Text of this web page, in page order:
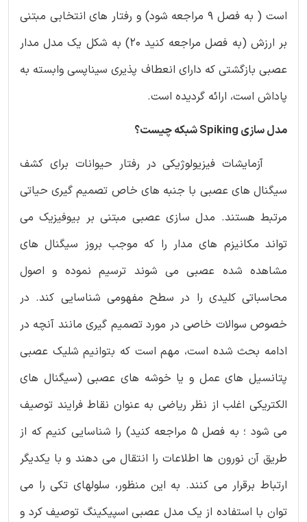
است ( به فصل 9 مراجعه شود) و رفتار های انتخابی مبتنی
بر ارزش (به فصل مراجعه کنید 20) به شکل یک مدل مدار
عصبی بازگشتی که دارای انعطاف پذیری سیناپسی وابسته به
پاداش است، ارائه گردیده است.
مدل سازی Spikingشبکه چیست؟
آزمایشات فیزیولوژیکی در رفتار حیوانات برای کشف
سیگنال های عصبی با جنبه های خاص تصمیم گیری حیاتی
مرتبط هستند. مدل سازی عصبی مبتنی بر بیوفیزیک می
تواند مکانیزم های مدار را که موجب بروز سیگنال های
مشاهده شده عصبی می شوند ترسیم نموده و اصول
محاسباتی کلیدی را در سطح مفهومی شناسایی کند. در
خصوص سوالات خاصی در مورد تصمیم گیری مانند آنچه در
ادامه بحث شده است، مهم است که بتوانیم شلیک عصبی
پتانسیل های عمل و یا خوشه های عصبی (سیگنال های
الکتریکی اغلب از نظر ریاضی به عنوان نقاط فرایند توصیف
می شود ؛ به فصل 5 مراجعه کنید) را شناسایی کنیم که از
طریق آن نورون ها اطلاعات را انتقال می دهند و با یکدیگر
ارتباط برقرار می کنند. به این منظور، سلولهای تکی را می
توان با استفاده از یک مدل عصبی اسپیکینگ توصیف کرد و